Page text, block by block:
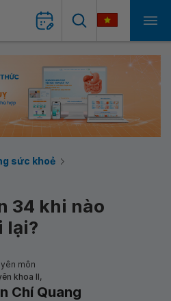
sức khoẻ
34 khi nào
lại?
môn
khoa II,
Chí Quang